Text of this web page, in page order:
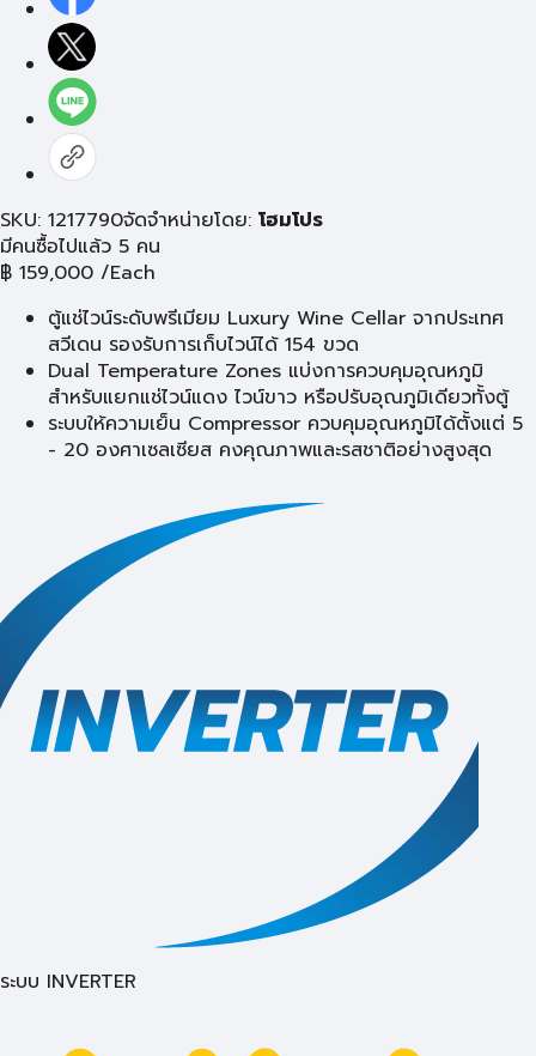
SKU: 1217790จัดจำหน่ายโดย: โฮมโปร
มีคนซื้อไปแล้ว 5 คน
฿ 159,000 /Each
ตู้แช่ไวน์ระดับพรีเมียม Luxury Wine Cellar จากประเทศ
สวีเดน รองรับการเก็บไวน์ได้ 154 ขวด
Dual Temperature Zones แบ่งการควบคุมอุณหภูมิ
สำหรับแยกแช่ไวน์แดง ไวน์ขาว หรือปรับอุณภูมิเดียวทั้งตู้
ระบบให้ความเย็น Compressor ควบคุมอุณหภูมิได้ตั้งแต่ 5
- 20 องศาเซลเซียส คงคุณภาพและรสชาติอย่างสูงสุด
ระบบ INVERTER